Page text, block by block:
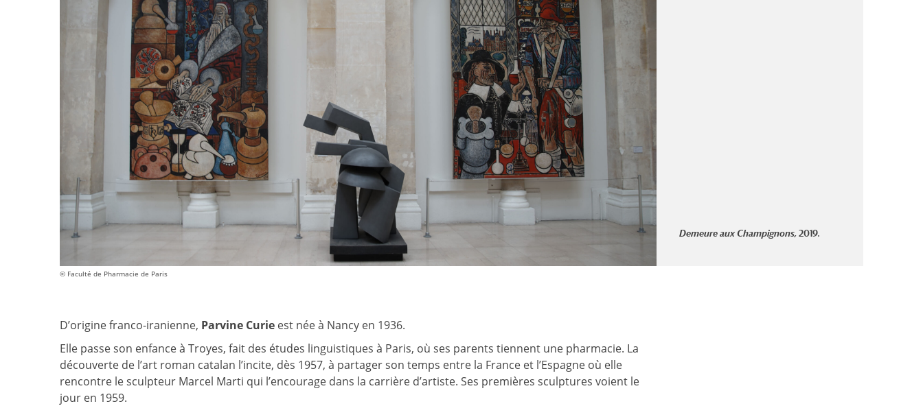
Demeure aux Champignons, 2019.
© Faculté de Pharmacie de Paris
D’origine franco-iranienne, Parvine Curie est née à Nancy en 1936.
Elle passe son enfance à Troyes, fait des études linguistiques à Paris, où ses parents tiennent une pharmacie. La
découverte de l’art roman catalan l’incite, dès 1957, à partager son temps entre la France et l’Espagne où elle
rencontre le sculpteur Marcel Marti qui l’encourage dans la carrière d’artiste. Ses premières sculptures voient le
jour en 1959.